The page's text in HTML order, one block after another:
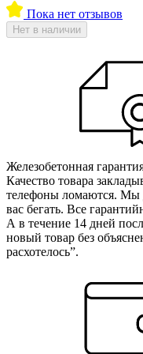
Пока нет отзывов
Нет в наличии
Железобетонная
Качество товара
телефоны ломаются. Мы
вас бегать. Все
А в течение 14 дней
новый товар без
расхотелось”.